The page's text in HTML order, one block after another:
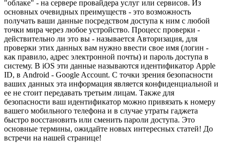
"облаке" - на сервере провайдера услуг или сервисов. Из
основных очевидных преимуществ - это возможность
получать ваши данные посредством доступа к ним с любой
точки мира через любое устройство. Процесс проверки -
действительно ли это вы - называется Авторизация, для
проверки этих данных вам нужно ввести свое имя (логин -
как правило, адрес электронной почты) и пароль доступа в
систему. В iOS эти данные называются идентификатор Apple
ID, в Android - Google Account. С точки зрения безопасности
ваших данных эта информация является конфиденциальной и
ее не стоит передавать третьим лицам. Также для
безопасности ваш идентификатор можно привязать к номеру
вашего мобильного телефона и в случае утраты гаджета
быстро восстановить или сменить пароли доступа. Это
основные термины, ожидайте новых интересных статей! До
встречи на нашей странице!